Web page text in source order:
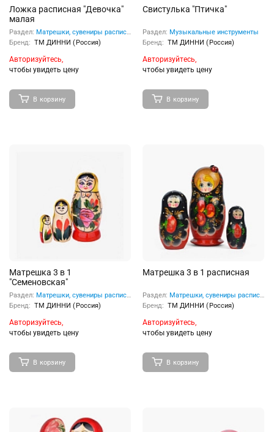
Ложка расписная "Девочка"
малая
Раздел: Матрешки, сувениры расписные
Бренд: ТМ ДИННИ (Россия)
Авторизуйтесь,
чтобы увидеть цену
В корзину
Свистулька "Птичка"
Раздел: Музыкальные инструменты
Бренд: ТМ ДИННИ (Россия)
Авторизуйтесь,
чтобы увидеть цену
В корзину
Матрешка 3 в 1
"Семеновская"
Раздел: Матрешки, сувениры расписные
Бренд: ТМ ДИННИ (Россия)
Авторизуйтесь,
чтобы увидеть цену
В корзину
Матрешка 3 в 1 расписная
Раздел: Матрешки, сувениры расписные
Бренд: ТМ ДИННИ (Россия)
Авторизуйтесь,
чтобы увидеть цену
В корзину